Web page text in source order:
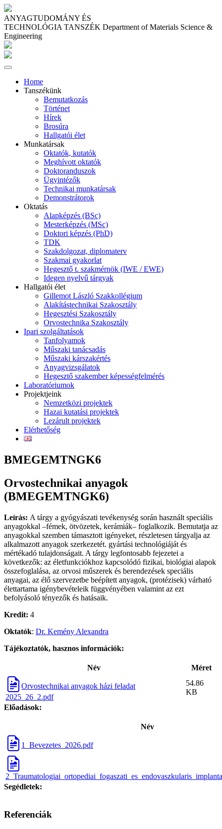
ANYAGTUDOMÁNY ÉS
TECHNOLÓGIA TANSZÉK Department of Materials Science &
Engineering
Home
Tanszékünk
Bemutatkozás
Történet
Hírek
Brosúra
Hallgatói élet
Munkatársak
Oktatók, kutatók
Meghívott oktatók
Doktoranduszok
Ügyintézők
Technikai munkatársak
Demonstrátorok
Oktatás
Alapképzés (BSc)
Mesterképzés (MSc)
Doktori képzés (PhD)
TDK
Szakdolgozat, diplomaterv
Szakmai gyakorlat
Hegesztő t. szakmérnök (IWE / EWE)
Idegen nyelvű tárgyak
Hallgatói élet
Gillemot László Szakkollégium
Alakítástechnikai Szakosztály
Hegesztési Szakosztály
Orvostechnika Szakosztály
Ipari szolgáltatások
Tanfolyamok
Műszaki tanácsadás
Műszaki kárszakértés
Anyagvizsgálatok
Hegesztő szakember képességfelmérés
Laboratóriumok
Projektjeink
Nemzetközi projektek
Hazai kutatási projektek
Lezárult projektek
Elérhetőség
BMEGEMTNGK6
Orvostechnikai anyagok
(BMEGEMTNGK6)
Leírás: A tárgy a gyógyászati tevékenység során használt speciális
anyagokkal –fémek, ötvözetek, kerámiák– foglalkozik. Bemutatja az
anyagokkal szemben támasztott igényeket, részletesen tárgyalja az
alkalmazott anyagok szerkezetét. gyártási technológiáját és
mértékadó tulajdonságait. A tárgy legfontosabb fejezetei a
következők: az életfunkciókhoz kapcsolódó fizikai, biológiai alapok
összefoglalása, az orvosi műszerek és berendezések speciális
anyagai, az élő szervezetbe beépített anyagok, (protézisek) várható
élettartama igénybevételeik függvényében valamint az ezt
befolyásoló tényezők és hatásaik.
Kredit: 4
Oktatók: Dr. Kemény Alexandra
Tájékoztatók, hasznos információk:
Név Méret
Orvostechnikai anyagok házi feladat
2025_26_2.pdf
54.86
KB
Előadások:
Név
1_Bevezetes_2026.pdf
Segédletek:
Referenciák